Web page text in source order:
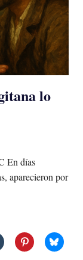
lo
En días
aparecieron por